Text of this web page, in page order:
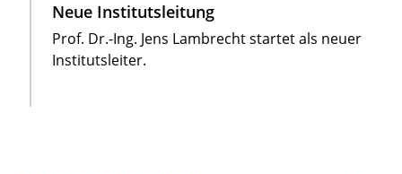
Neue Institutsleitung
Prof. Dr.-Ing. Jens Lambrecht startet als neuer
Institutsleiter.